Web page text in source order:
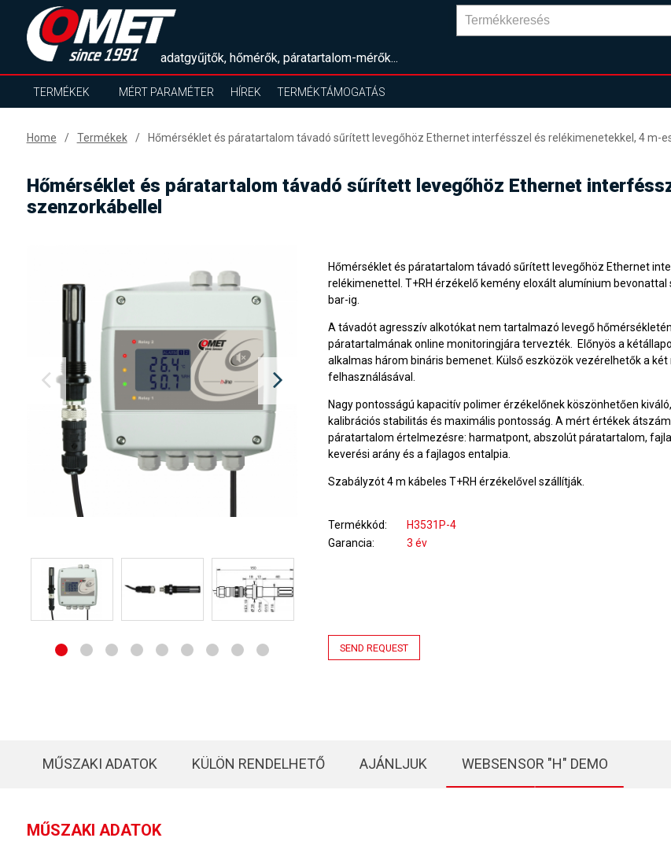
adatgyűjtők, hőmérők, páratartalom-mérők...
TERMÉKEK MÉRT PARAMÉTER HÍREK TERMÉKTÁMOGATÁS
Home Termékek Hőmérséklet és páratartalom távadó sűrített levegőhöz Ethernet interfésszel és relékimenetekkel, 4 m-
Hőmérséklet és páratartalom távadó sűrített levegőhöz Ethernet
szenzorkábellel
Hőmérséklet és páratartalom távadó sűrített levegőhöz Ethernet
relékimenettel. T+RH érzékelő kemény eloxált alumínium
bar-ig.
A távadót agresszív alkotókat nem tartalmazó levegő
páratartalmának online monitoringjára tervezték. Előnyös a
alkalmas három bináris bemenet. Külső eszközök vezérelhetők a
felhasználásával.
Nagy pontosságú kapacitív polimer érzékelőnek köszönhetően
kalibrációs stabilitás és maximális pontosság. A mért értékek
páratartalom értelmezésre: harmatpont, abszolút páratartalom,
keverési arány és a fajlagos entalpia.
Szabályzót 4 m kábeles T+RH érzékelővel szállítják.
Termékkód
H3531P-4
Garancia
3 év
SEND REQUEST
MŰSZAKI ADATOK KÜLÖN RENDELHETŐ AJÁNLJUK WEBSENSOR "H" DEMO
MŰSZAKI ADATOK